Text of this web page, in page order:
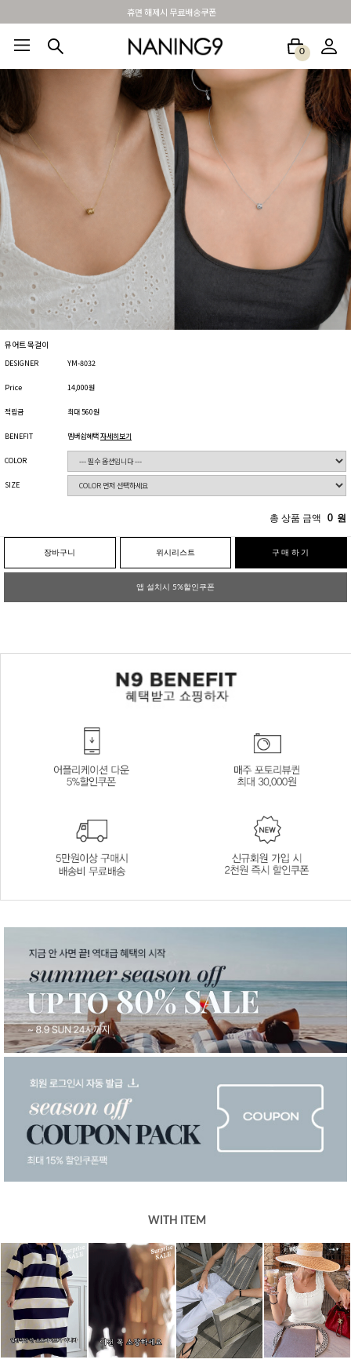
BEST 포토리뷰 - 매주 2명추첨 3만원쿠폰
0
베스트재진행 썸머여행룩 아울렛 하객&모임룩
뮤어트 목걸이
DESIGNER YM-8032
Price 14,000원
적립금 최대 560원
BENEFIT 멤버쉽혜택자세히보기
COLOR
SIZE
총 상품 금액 0 원
장바구니 위시리스트 구매하기
앱 설치시 5%할인쿠폰
WITH ITEM